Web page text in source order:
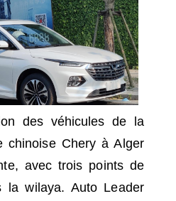
des véhicules de la
chinoise Chery à Alger
avec trois points de
la wilaya. Auto Leader